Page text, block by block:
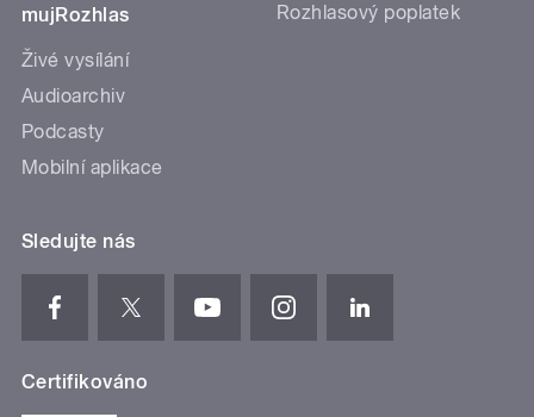
mujRozhlas
Živé vysílání
Audioarchiv
Podcasty
Mobilní aplikace
Rozhlasový poplatek
Sledujte nás
Certifikováno